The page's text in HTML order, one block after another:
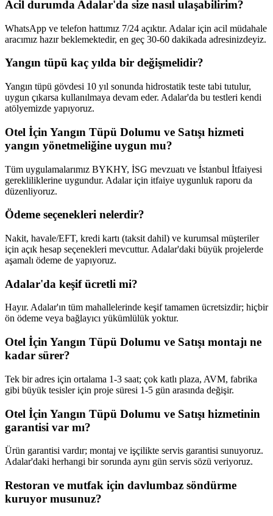
Acil durumda Adalar'da size nasıl ulaşabilirim?
WhatsApp ve telefon hattımız 7/24 açıktır. Adalar için acil müdahale
aracımız hazır beklemektedir, en geç 30-60 dakikada adresinizdeyiz.
Yangın tüpü kaç yılda bir değişmelidir?
Yangın tüpü gövdesi 10 yıl sonunda hidrostatik teste tabi tutulur,
uygun çıkarsa kullanılmaya devam eder. Adalar'da bu testleri kendi
atölyemizde yapıyoruz.
Otel İçin Yangın Tüpü Dolumu ve Satışı hizmeti
yangın yönetmeliğine uygun mu?
Tüm uygulamalarımız BYKHY, İSG mevzuatı ve İstanbul İtfaiyesi
gerekliliklerine uygundur. Adalar için itfaiye uygunluk raporu da
düzenliyoruz.
Ödeme seçenekleri nelerdir?
Nakit, havale/EFT, kredi kartı (taksit dahil) ve kurumsal müşteriler
için açık hesap seçenekleri mevcuttur. Adalar'daki büyük projelerde
aşamalı ödeme de yapıyoruz.
Adalar'da keşif ücretli mi?
Hayır. Adalar'ın tüm mahallelerinde keşif tamamen ücretsizdir; hiçbir
ön ödeme veya bağlayıcı yükümlülük yoktur.
Otel İçin Yangın Tüpü Dolumu ve Satışı montajı ne
kadar sürer?
Tek bir adres için ortalama 1-3 saat; çok katlı plaza, AVM, fabrika
gibi büyük tesisler için proje süresi 1-5 gün arasında değişir.
Otel İçin Yangın Tüpü Dolumu ve Satışı hizmetinin
garantisi var mı?
Ürün garantisi vardır; montaj ve işçilikte servis garantisi sunuyoruz.
Adalar'daki herhangi bir sorunda aynı gün servis sözü veriyoruz.
Restoran ve mutfak için davlumbaz söndürme
kuruyor musunuz?